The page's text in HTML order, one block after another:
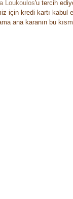
Loukoulos'u tercih
için kredi kartı kabul
ana karanın bu